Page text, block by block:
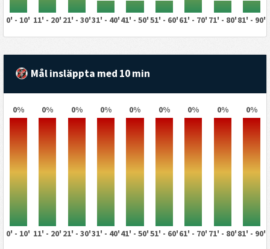
0' - 10' 11' - 20' 21' - 30'31' - 40'41' - 50'51' - 60'61' - 70' 71' - 80'81' - 90'
Mål insläppta med 10 min
0% 0% 0% 0% 0% 0% 0% 0% 0%
0' - 10' 11' - 20' 21' - 30'31' - 40'41' - 50'51' - 60'61' - 70' 71' - 80'81' - 90'